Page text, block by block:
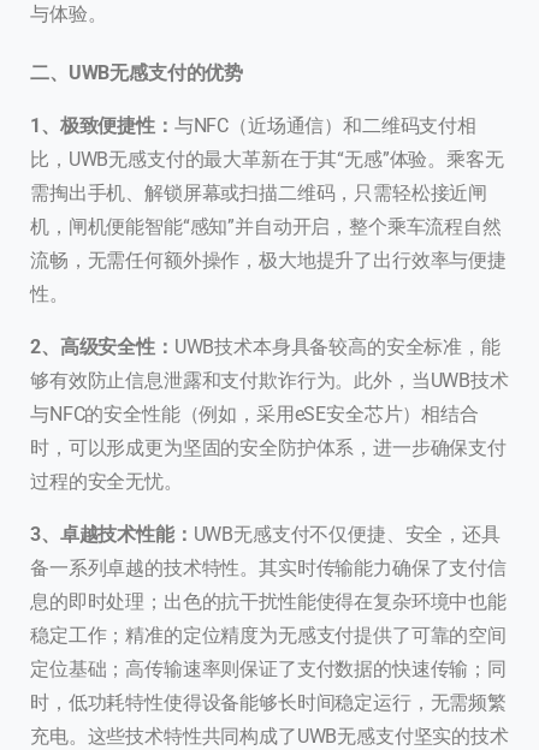
与体验。
二、UWB无感支付的优势
1、极致便捷性： 与NFC（近场通信）和二维码支付相
比，UWB无感支付的最大革新在于其“无感”体验。乘客无
需掏出手机、解锁屏幕或扫描二维码，只需轻松接近闸
机，闸机便能智能“感知”并自动开启，整个乘车流程自然
流畅，无需任何额外操作，极大地提升了出行效率与便捷
性。
2、高级安全性： UWB技术本身具备较高的安全标准，能
够有效防止信息泄露和支付欺诈行为。此外，当UWB技术
与NFC的安全性能（例如，采用eSE安全芯片）相结合
时，可以形成更为坚固的安全防护体系，进一步确保支付
过程的安全无忧。
3、卓越技术性能： UWB无感支付不仅便捷、安全，还具
备一系列卓越的技术特性。其实时传输能力确保了支付信
息的即时处理；出色的抗干扰性能使得在复杂环境中也能
稳定工作；精准的定位精度为无感支付提供了可靠的空间
定位基础；高传输速率则保证了支付数据的快速传输；同
时，低功耗特性使得设备能够长时间稳定运行，无需频繁
充电。这些技术特性共同构成了UWB无感支付坚实的技术